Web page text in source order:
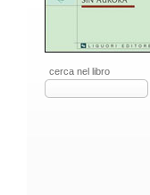
cerca nel libro